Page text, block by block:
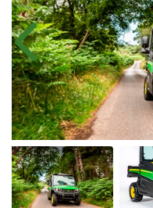
Anterior